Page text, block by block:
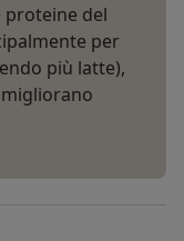
del
per
più latte),